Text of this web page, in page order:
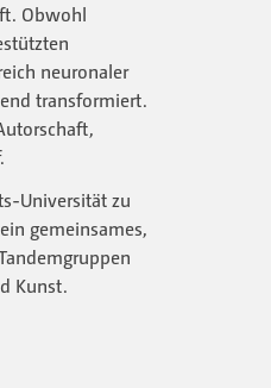
Obwohl
neuronaler
transformiert.
Universität zu
gemeinsames,
Kunst.